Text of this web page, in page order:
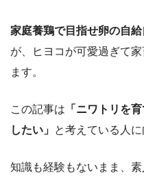
家庭養鶏で目指せ卵の自給
が、ヒヨコが可愛過ぎて
ます。
この記事は 「ニワトリを
したい」 と考えている人に
知識も経験もないまま、